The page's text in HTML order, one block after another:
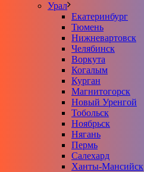
Урал
Екатеринбург
Тюмень
Нижневартовск
Челябинск
Воркута
Когалым
Курган
Магнитогорск
Новый Уренгой
Тобольск
Ноябрьск
Нягань
Пермь
Салехард
Ханты-Мансийск